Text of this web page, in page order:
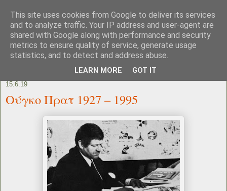
15.6.19
Ούγκο Πρατ 1927 – 1995
This site uses cookies from Google to deliver its services
and to analyze traffic. Your IP address and user-agent are
shared with Google along with performance and security
metrics to ensure quality of service, generate usage
statistics, and to detect and address abuse.
LEARN MORE GOT IT